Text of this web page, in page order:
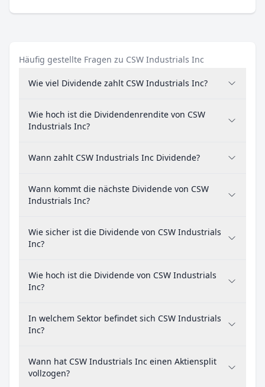
Häufig gestellte Fragen zu CSW Industrials Inc
Wie viel Dividende zahlt CSW Industrials Inc?
Wie hoch ist die Dividendenrendite von CSW
Industrials Inc?
Wann zahlt CSW Industrials Inc Dividende?
Wann kommt die nächste Dividende von CSW
Industrials Inc?
Wie sicher ist die Dividende von CSW Industrials
Inc?
Wie hoch ist die Dividende von CSW Industrials
Inc?
In welchem Sektor befindet sich CSW Industrials
Inc?
Wann hat CSW Industrials Inc einen Aktiensplit
vollzogen?